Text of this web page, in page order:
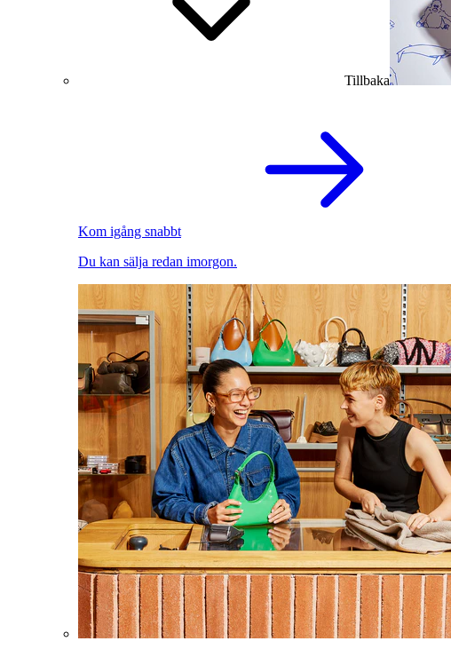
Tillbaka
Kom igång snabbt
Du kan sälja redan imorgon.